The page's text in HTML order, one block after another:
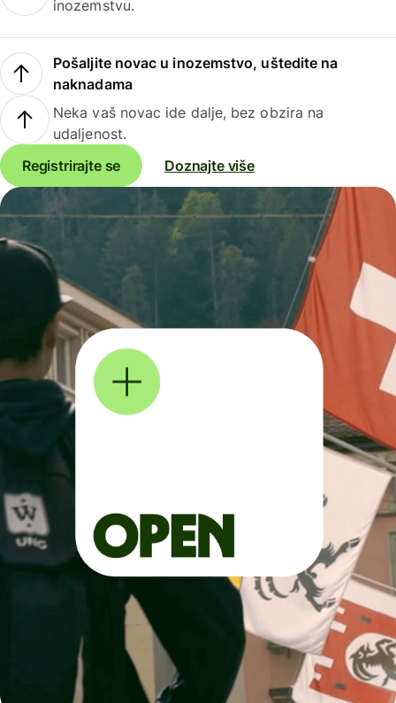
inozemstvu.
Pošaljite novac u inozemstvo, uštedite na
naknadama
Neka vaš novac ide dalje, bez obzira na
udaljenost.
Registrirajte se
Doznajte više